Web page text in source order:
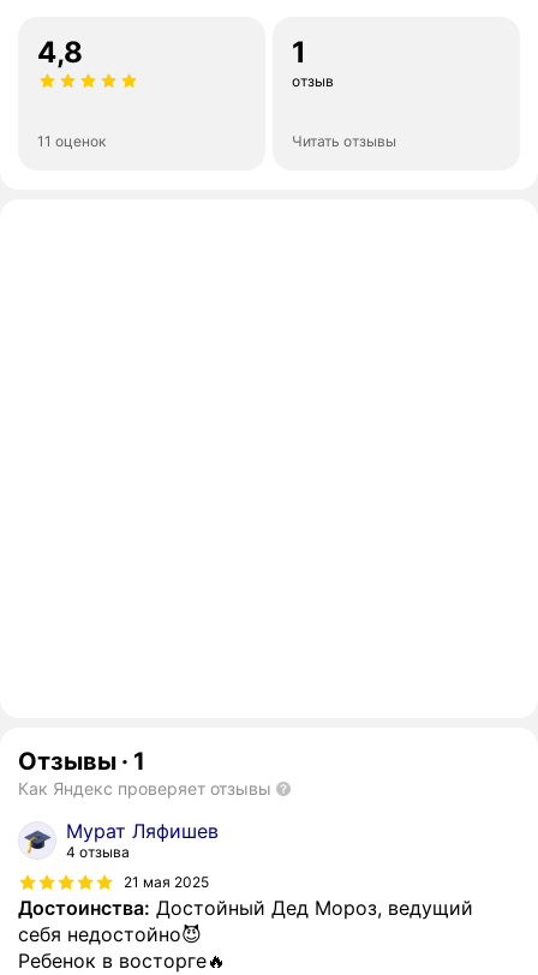
4,8
11 оценок
1
отзыв
Читать отзывы
Отзывы · 1
Как Яндекс проверяет отзывы
Мурат Ляфишев
4 отзыва
21 мая 2025
Достоинства: Достойный Дед Мороз, ведущий
себя недостойно😈
Ребенок в восторге🔥